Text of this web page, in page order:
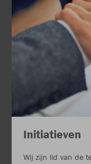
Initiatieven
Wij zijn lid van de